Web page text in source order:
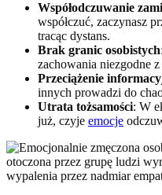
Współodczuwanie
współczuć, zaczynasz
tracąc dystans.
Brak granic osobistych
zachowania niezgodne
Przeciążenie
innych prowadzi do
Utrata tożsamości: W
już, czyje emocje